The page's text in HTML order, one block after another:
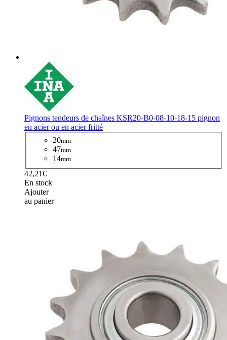
Pignons tendeurs de chaînes KSR20-B0-08-10-18-15 pignon
en acier ou en acier fritté
20mm
47mm
14mm
42,21€
En stock
Ajouter
au panier